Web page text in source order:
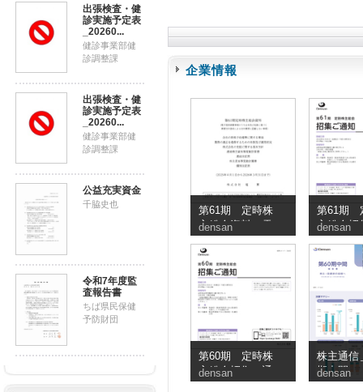
出張検査・健
診実施予定表
_20260...
健診事業部健
診調整課
出張検査・健
診実施予定表
_20260...
健診事業部健
診調整課
公益充実資金
千脇史也
令和7年度監
査報告書
ちば県民保健
予防財団
企業情報
第61期 定時株
主総会資料（電
子提供措置事項
のうち交付書面
省略事項）
densan
第61期
主総会招
知
densan
第60期 定時株
主総会招集ご通
知
densan
株主通信
期中間
densan